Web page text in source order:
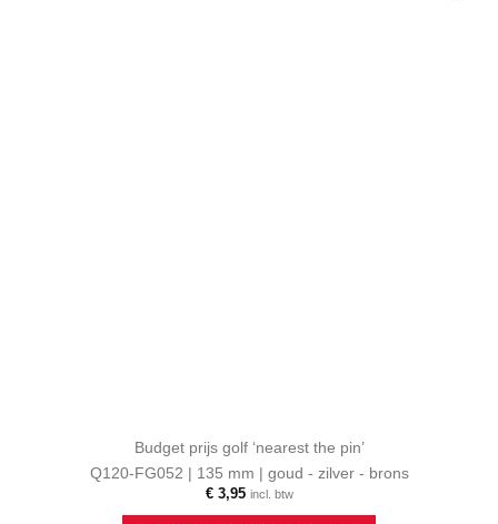
Budget prijs golf ‘nearest the pin’
Q120-FG052 | 135 mm | goud - zilver - brons
€3,95 incl. btw